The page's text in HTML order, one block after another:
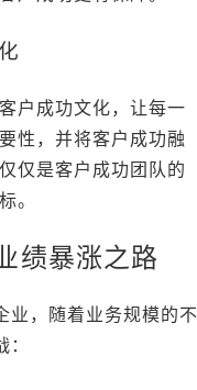
户成功文化，让每一
性，并将客户成功融
仅是客户成功团队的
。
绩暴涨之路
业，随着业务规模的